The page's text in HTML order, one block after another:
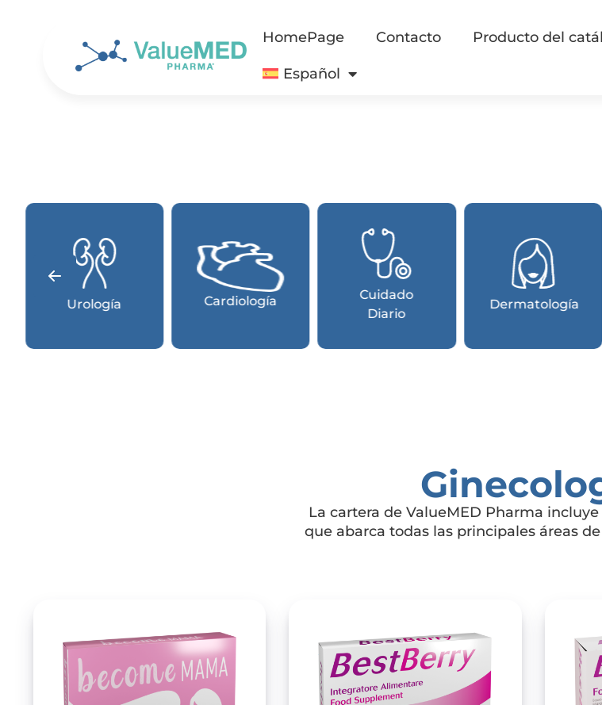
HomePage Contacto Producto del
Español
Probióticos
Medicina
La cartera de ValueMED Pharma
que abarca todas las principales áreas